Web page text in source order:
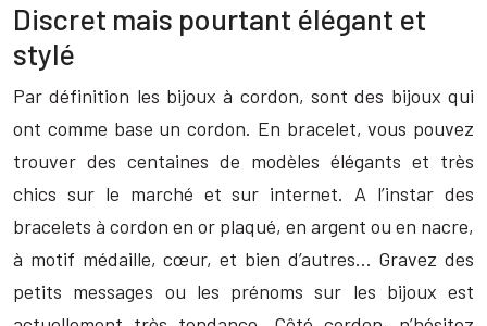
Discret mais pourtant élégant et
stylé
Par définition les bijoux à cordon, sont des bijoux qui
ont comme base un cordon. En bracelet, vous pouvez
trouver des centaines de modèles élégants et très
chics sur le marché et sur internet. A l’instar des
bracelets à cordon en or plaqué, en argent ou en nacre,
à motif médaille, cœur, et bien d’autres… Gravez des
petits messages ou les prénoms sur les bijoux est